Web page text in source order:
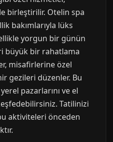
birleştirilir. Otelin spa
bakımlarıyla lüks
yorgun bir günün
büyük bir rahatlama
misafirlerine özel
gezileri düzenler. Bu
pazarlarını ve el
Tatilinizi
aktiviteleri önceden